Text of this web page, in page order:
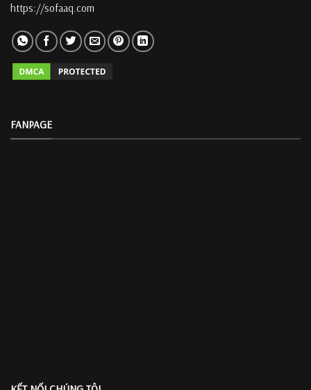
https://sofaaq.com
FANPAGE